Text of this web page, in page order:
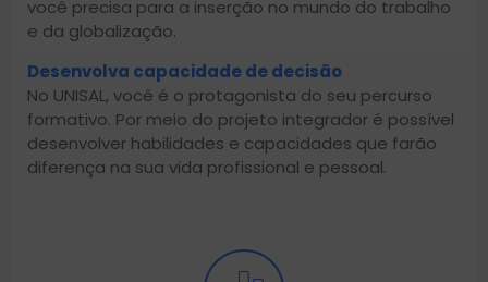
você precisa para a inserção no mundo do trabalho
e da globalização.
Desenvolva capacidade de decisão
No UNISAL, você é o protagonista do seu percurso
formativo. Por meio do projeto integrador é possível
desenvolver habilidades e capacidades que farão
diferença na sua vida profissional e pessoal.